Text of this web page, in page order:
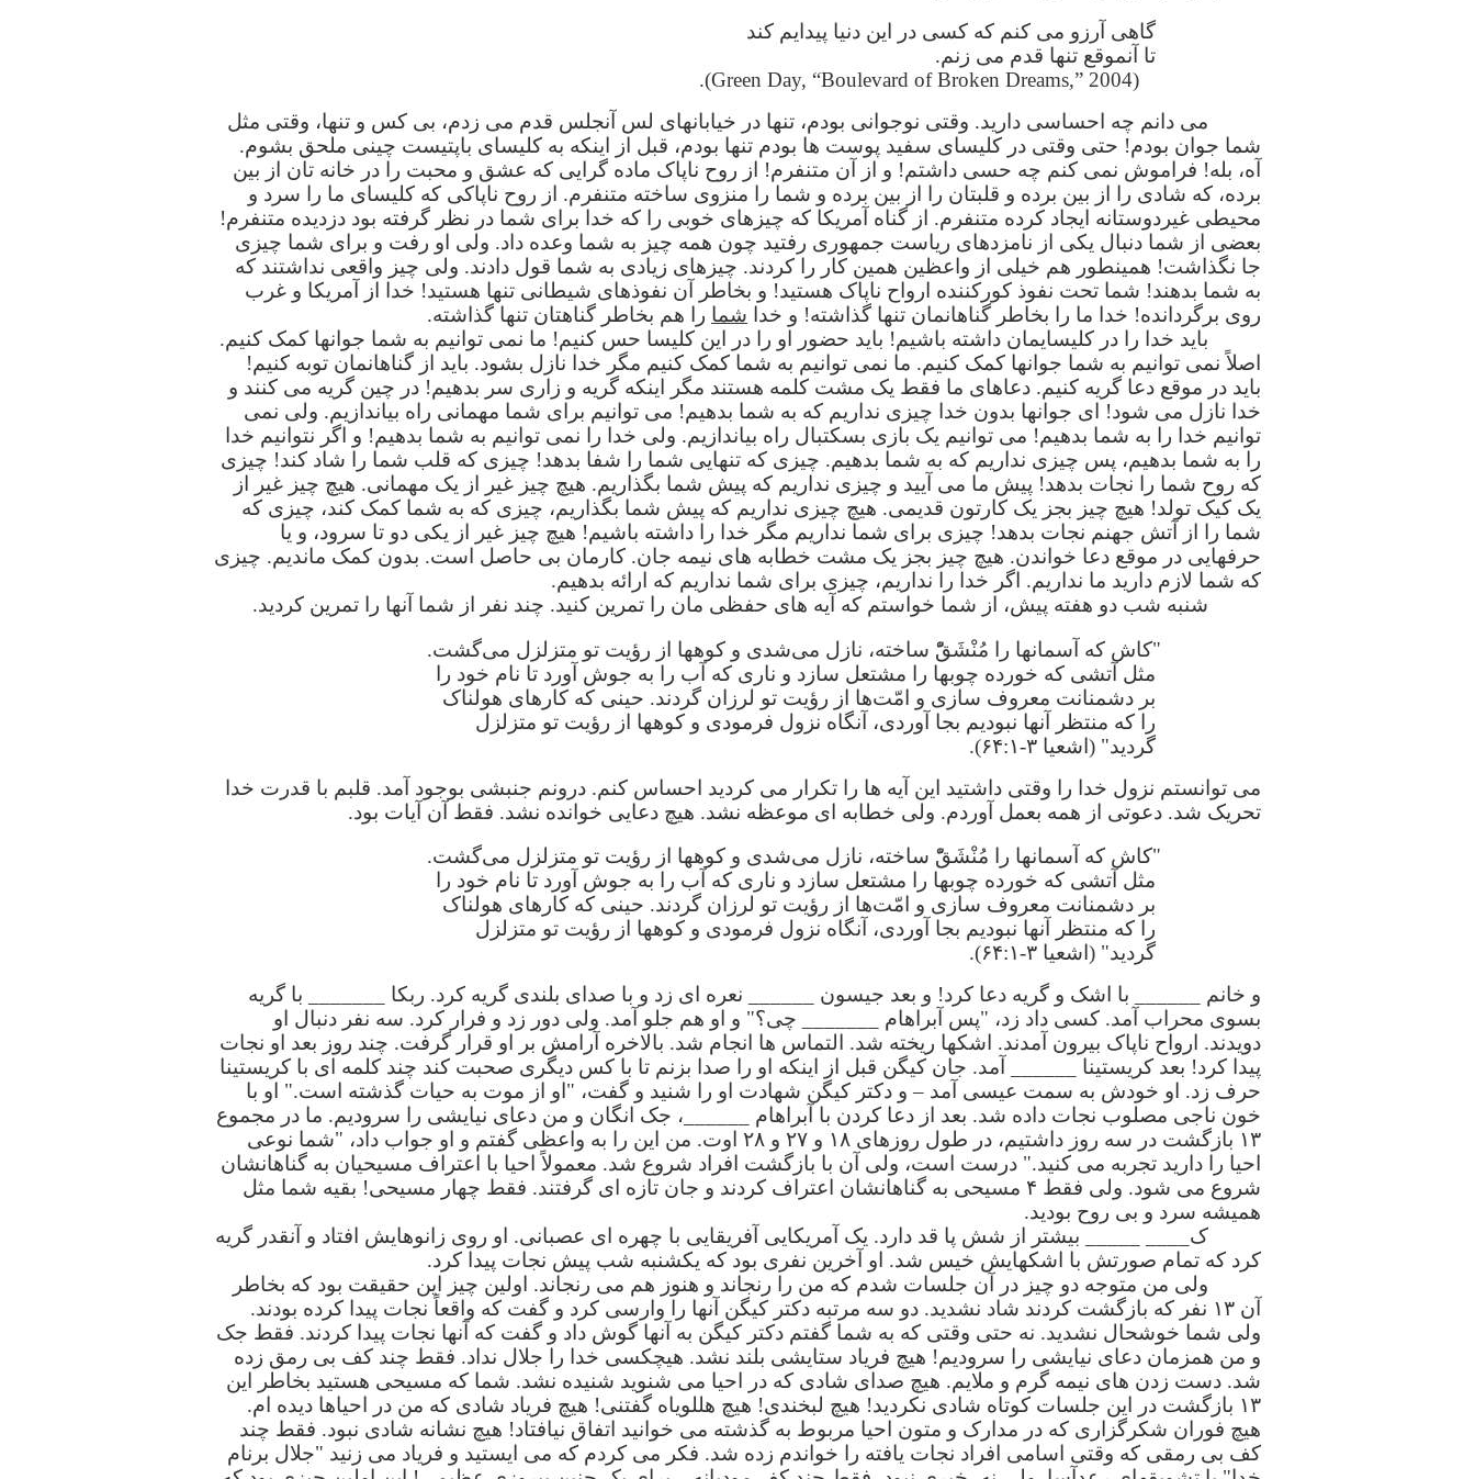
گاهی آرزو می کنم که کسی در این دنیا پیدایم کند
تا آنموقع تنها قدم می زنم.
(Green Day, “Boulevard of Broken Dreams,” 2004).
می دانم چه احساسی دارید. وقتی نوجوانی بودم، تنها در خیابانهای لس آنجلس قدم می زدم، بی کس و تنها، وقتی مثل
شما جوان بودم! حتی وقتی در کلیسای سفید پوست ها بودم تنها بودم، قبل از اینکه به کلیسای باپتیست چینی ملحق بشوم.
آه، بله! فراموش نمی کنم چه حسی داشتم! و از آن متنفرم! از روح ناپاک ماده گرایی که عشق و محبت را در خانه تان از بین
برده، که شادی را از بین برده و قلبتان را از بین برده و شما را منزوی ساخته متنفرم. از روح ناپاکی که کلیسای ما را سرد و
محیطی غیردوستانه ایجاد کرده متنفرم. از گناه آمریکا که چیزهای خوبی را که خدا برای شما در نظر گرفته بود دزدیده متنفرم!
بعضی از شما دنبال یکی از نامزدهای ریاست جمهوری رفتید چون همه چیز به شما وعده داد. ولی او رفت و برای شما چیزی
جا نگذاشت! همینطور هم خیلی از واعظین همین کار را کردند. چیزهای زیادی به شما قول دادند. ولی چیز واقعی نداشتند که
به شما بدهند! شما تحت نفوذ کورکننده ارواح ناپاک هستید! و بخاطر آن نفوذهای شیطانی تنها هستید! خدا از آمریکا و غرب
روی برگردانده! خدا ما را بخاطر گناهانمان تنها گذاشته! و خدا شما را هم بخاطر گناهتان تنها گذاشته.
باید خدا را در کلیسایمان داشته باشیم! باید حضور او را در این کلیسا حس کنیم! ما نمی توانیم به شما جوانها کمک کنیم.
اصلاً نمی توانیم به شما جوانها کمک کنیم. ما نمی توانیم به شما کمک کنیم مگر خدا نازل بشود. باید از گناهانمان توبه کنیم!
باید در موقع دعا گریه کنیم. دعاهای ما فقط یک مشت کلمه هستند مگر اینکه گریه و زاری سر بدهیم! در چین گریه می کنند و
خدا نازل می شود! ای جوانها بدون خدا چیزی نداریم که به شما بدهیم! می توانیم برای شما مهمانی راه بیاندازیم. ولی نمی
توانیم خدا را به شما بدهیم! می توانیم یک بازی بسکتبال راه بیاندازیم. ولی خدا را نمی توانیم به شما بدهیم! و اگر نتوانیم خدا
را به شما بدهیم، پس چیزی نداریم که به شما بدهیم. چیزی که تنهایی شما را شفا بدهد! چیزی که قلب شما را شاد کند! چیزی
که روح شما را نجات بدهد! پیش ما می آیید و چیزی نداریم که پیش شما بگذاریم. هیچ چیز غیر از یک مهمانی. هیچ چیز غیر از
یک کیک تولد! هیچ چیز بجز یک کارتون قدیمی. هیچ چیزی نداریم که پیش شما بگذاریم، چیزی که به شما کمک کند، چیزی که
شما را از آتش جهنم نجات بدهد! چیزی برای شما نداریم مگر خدا را داشته باشیم! هیچ چیز غیر از یکی دو تا سرود، و یا
حرفهایی در موقع دعا خواندن. هیچ چیز بجز یک مشت خطابه های نیمه جان. کارمان بی حاصل است. بدون کمک ماندیم. چیزی
که شما لازم دارید ما نداریم. اگر خدا را نداریم، چیزی برای شما نداریم که ارائه بدهیم.
شنبه شب دو هفته پیش، از شما خواستم که آیه های حفظی مان را تمرین کنید. چند نفر از شما آنها را تمرین کردید.
"کاش که آسمانها را مُنْشَقّْ ساخته، نازل می‌شدی و کوهها از رؤیت تو متزلزل می‌گشت.
مثل آتشی که خورده چوبها را مشتعل سازد و ناری که آب را به جوش آورد تا نام خود را
بر دشمنانت معروف سازی و امّت‌ها از رؤیت تو لرزان گردند. حینی که کارهای هولناک
را که منتظر آنها نبودیم بجا آوردی، آنگاه نزول فرمودی و کوهها از رؤیت تو متزلزل
گردید" (اشعیا ۳-۶۴:۱).
می توانستم نزول خدا را وقتی داشتید این آیه ها را تکرار می کردید احساس کنم. درونم جنبشی بوجود آمد. قلبم با قدرت خدا
تحریک شد. دعوتی از همه بعمل آوردم. ولی خطابه ای موعظه نشد. هیچ دعایی خوانده نشد. فقط آن آیات بود.
"کاش که آسمانها را مُنْشَقّْ ساخته، نازل می‌شدی و کوهها از رؤیت تو متزلزل می‌گشت.
مثل آتشی که خورده چوبها را مشتعل سازد و ناری که آب را به جوش آورد تا نام خود را
بر دشمنانت معروف سازی و امّت‌ها از رؤیت تو لرزان گردند. حینی که کارهای هولناک
را که منتظر آنها نبودیم بجا آوردی، آنگاه نزول فرمودی و کوهها از رؤیت تو متزلزل
گردید" (اشعیا ۳-۶۴:۱).
و خانم ______ با اشک و گریه دعا کرد! و بعد جیسون ______ نعره ای زد و با صدای بلندی گریه کرد. ربکا _______ با گریه
بسوی محراب آمد. کسی داد زد، "پس آبراهام _______ چی؟" و او هم جلو آمد. ولی دور زد و فرار کرد. سه نفر دنبال او
دویدند. ارواح ناپاک بیرون آمدند. اشکها ریخته شد. التماس ها انجام شد. بالاخره آرامش بر او قرار گرفت. چند روز بعد او نجات
پیدا کرد! بعد کریستینا ______ آمد. جان کیگن قبل از اینکه او را صدا بزنم تا با کس دیگری صحبت کند چند کلمه ای با کریستینا
حرف زد. او خودش به سمت عیسی آمد – و دکتر کیگن شهادت او را شنید و گفت، "او از موت به حیات گذشته است." او با
خون ناجی مصلوب نجات داده شد. بعد از دعا کردن با آبراهام ______، جک انگان و من دعای نیایشی را سرودیم. ما در مجموع
۱۳ بازگشت در سه روز داشتیم، در طول روزهای ۱۸ و ۲۷ و ۲۸ اوت. من این را به واعظی گفتم و او جواب داد، "شما نوعی
احیا را دارید تجربه می کنید." درست است، ولی آن با بازگشت افراد شروع شد. معمولاً احیا با اعتراف مسیحیان به گناهانشان
شروع می شود. ولی فقط ۴ مسیحی به گناهانشان اعتراف کردند و جان تازه ای گرفتند. فقط چهار مسیحی! بقیه شما مثل
همیشه سرد و بی روح بودید.
ک____ _____ بیشتر از شش پا قد دارد. یک آمریکایی آفریقایی با چهره ای عصبانی. او روی زانوهایش افتاد و آنقدر گریه
کرد که تمام صورتش با اشکهایش خیس شد. او آخرین نفری بود که یکشنبه شب پیش نجات پیدا کرد.
ولی من متوجه دو چیز در آن جلسات شدم که من را رنجاند و هنوز هم می رنجاند. اولین چیز این حقیقت بود که بخاطر
آن ۱۳ نفر که بازگشت کردند شاد نشدید. دو سه مرتبه دکتر کیگن آنها را وارسی کرد و گفت که واقعاً نجات پیدا کرده بودند.
ولی شما خوشحال نشدید. نه حتی وقتی که به شما گفتم دکتر کیگن به آنها گوش داد و گفت که آنها نجات پیدا کردند. فقط جک
و من همزمان دعای نیایشی را سرودیم! هیچ فریاد ستایشی بلند نشد. هیچکسی خدا را جلال نداد. فقط چند کف بی رمق زده
شد. دست زدن های نیمه گرم و ملایم. هیچ صدای شادی که در احیا می شنوید شنیده نشد. شما که مسیحی هستید بخاطر این
۱۳ بازگشت در این جلسات کوتاه شادی نکردید! هیچ لبخندی! هیچ هللویاه گفتنی! هیچ فریاد شادی که من در احیاها دیده ام.
هیچ فوران شکرگزاری که در مدارک و متون احیا مربوط به گذشته می خوانید اتفاق نیافتاد! هیچ نشانه شادی نبود. فقط چند
کف بی رمقی که وقتی اسامی افراد نجات یافته را خواندم زده شد. فکر می کردم که می ایستید و فریاد می زنید "جلال برنام